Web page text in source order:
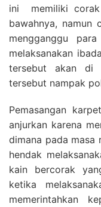
ini memiliki
bawahnya,
mengganggu
melaksanakan
tersebut akan di
tersebut nampak
Pemasangan
anjurkan karena
dimana pada masa
hendak
kain bercorak
ketika
memerintahkan